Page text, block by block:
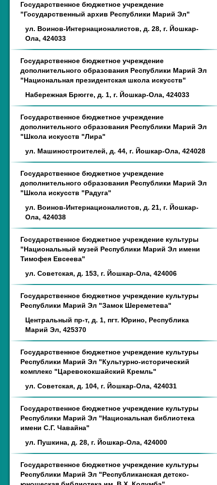
Государственное бюджетное учреждение
"Государственный архив Республики Марий Эл"
ул. Воинов-Интернационалистов, д. 28, г. Йошкар-
Ола, 424033
Государственное бюджетное учреждение
дополнительного образования Республики Марий Эл
"Национальная президентская школа искусств"
Набережная Брюгге, д. 1, г. Йошкар-Ола, 424033
Государственное бюджетное учреждение
дополнительного образования Республики Марий Эл
"Школа искусств "Лира"
ул. Машиностроителей, д. 44, г. Йошкар-Ола, 424028
Государственное бюджетное учреждение
дополнительного образования Республики Марий Эл
"Школа искусств "Радуга"
ул. Воинов-Интернационалистов, д. 21, г. Йошкар-
Ола, 424038
Государственное бюджетное учреждение культуры
"Национальный музей Республики Марий Эл имени
Тимофея Евсеева"
ул. Советская, д. 153, г. Йошкар-Ола, 424006
Государственное бюджетное учреждение культуры
Республики Марий Эл "Замок Шереметева"
Центральный пр-т, д. 1, пгт. Юрино, Республика
Марий Эл, 425370
Государственное бюджетное учреждение культуры
Республики Марий Эл "Культурно-исторический
комплекс "Царевококшайский Кремль"
ул. Советская, д. 104, г. Йошкар-Ола, 424031
Государственное бюджетное учреждение культуры
Республики Марий Эл "Национальная библиотека
имени С.Г. Чавайна"
ул. Пушкина, д. 28, г. Йошкар-Ола, 424000
Государственное бюджетное учреждение культуры
Республики Марий Эл "Республиканская детско-